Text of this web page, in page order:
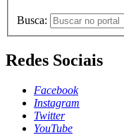
Busca:
Redes Sociais
Facebook
Instagram
Twitter
YouTube